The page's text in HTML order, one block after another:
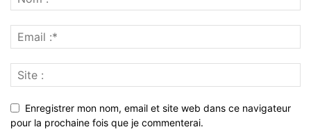
Enregistrer mon nom, email et site web dans ce navigateur
pour la prochaine fois que je commenterai.